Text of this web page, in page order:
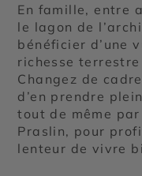
En famille, entre
le lagon de
bénéficier d’une
richesse
Changez de
d’en prendre
tout de même
Praslin, pour
lenteur de vivre